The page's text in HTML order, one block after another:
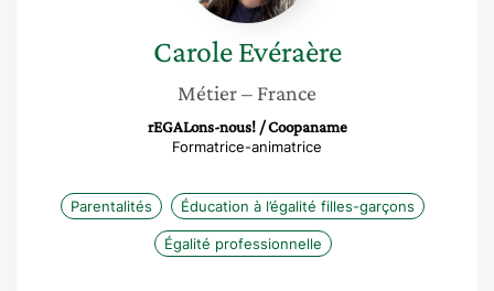
Carole Evéraère
Métier– France
rEGALons-nous! / Coopaname
Formatrice-animatrice
Parentalités Éducation à l’égalité filles-garçons
Égalité professionnelle